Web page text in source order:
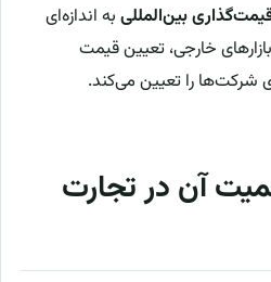
قیمت‌گذاری بین‌المللی به اندازه‌ای
خارجی، تعیین قیمت
شرکت‌ها را تعیین می‌کند.
آن در تجارت